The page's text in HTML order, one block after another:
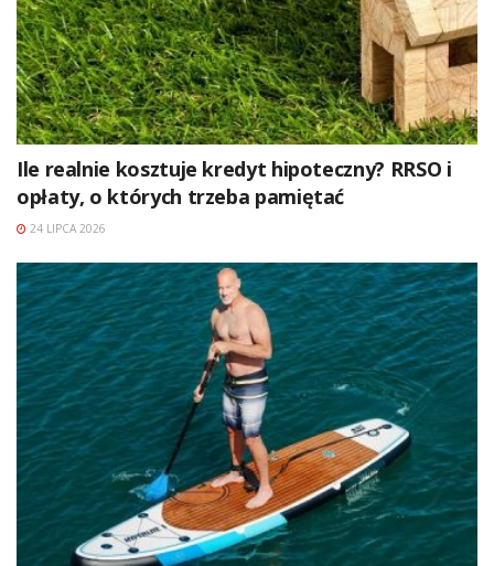
Ile realnie kosztuje kredyt hipoteczny? RRSO i
opłaty, o których trzeba pamiętać
24 LIPCA 2026